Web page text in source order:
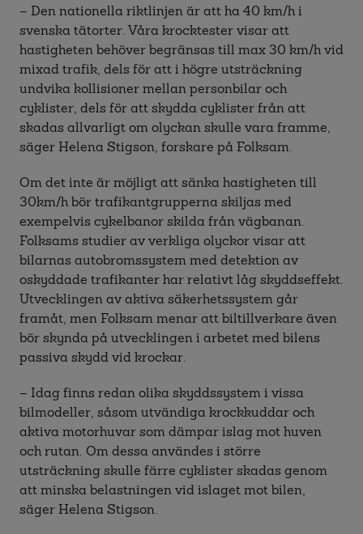
– Den nationella riktlinjen är att ha 40 km/h i
svenska tätorter. Våra krocktester visar att
hastigheten behöver begränsas till max 30 km/h vid
mixad trafik, dels för att i högre utsträckning
undvika kollisioner mellan personbilar och
cyklister, dels för att skydda cyklister från att
skadas allvarligt om olyckan skulle vara framme,
säger Helena Stigson, forskare på Folksam.
Om det inte är möjligt att sänka hastigheten till
30km/h bör trafikantgrupperna skiljas med
exempelvis cykelbanor skilda från vägbanan.
Folksams studier av verkliga olyckor visar att
bilarnas autobromssystem med detektion av
oskyddade trafikanter har relativt låg skyddseffekt.
Utvecklingen av aktiva säkerhetssystem går
framåt, men Folksam menar att biltillverkare även
bör skynda på utvecklingen i arbetet med bilens
passiva skydd vid krockar.
– Idag finns redan olika skyddssystem i vissa
bilmodeller, såsom utvändiga krockkuddar och
aktiva motorhuvar som dämpar islag mot huven
och rutan. Om dessa användes i större
utsträckning skulle färre cyklister skadas genom
att minska belastningen vid islaget mot bilen,
säger Helena Stigson.